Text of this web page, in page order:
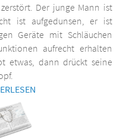
Der junge Mann ist
ist aufgedunsen, er ist
Geräte mit Schläuchen
aufrecht erhalten
etwas, dann drückt seine